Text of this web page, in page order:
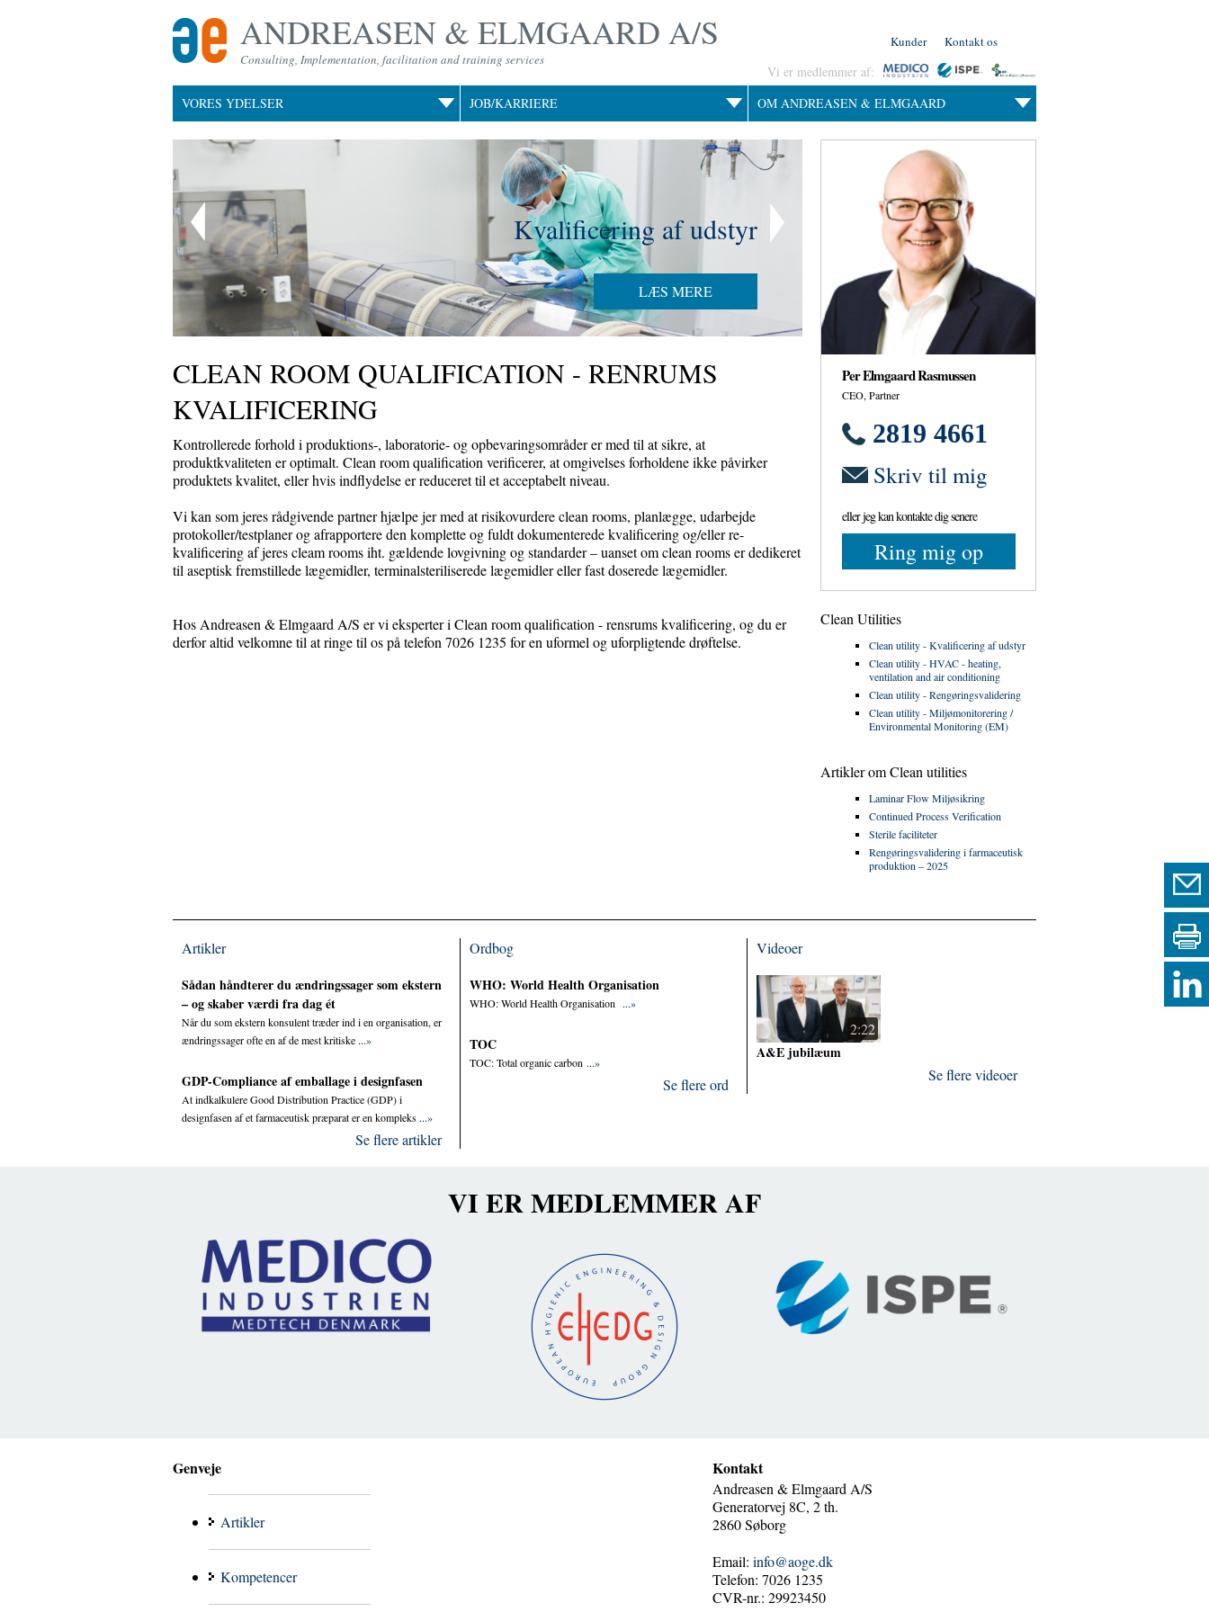
ANDREASEN & ELMGAARD A/S
Consulting, Implementation, facilitation and training services
Kunder Kontakt os
Vi er medlemmer af:
VORES YDELSER
JOB/KARRIERE OM ANDREASEN & ELMGAARD
Kvalificering af udstyr
LÆS MERE
CLEAN ROOM QUALIFICATION - RENRUMS
KVALIFICERING
Kontrollerede forhold i produktions-, laboratorie- og opbevaringsområder er med til at sikre, at
produktkvaliteten er optimalt. Clean room qualification verificerer, at omgivelses forholdene ikke påvirker
produktets kvalitet, eller hvis indflydelse er reduceret til et acceptabelt niveau.
Vi kan som jeres rådgivende partner hjælpe jer med at risikovurdere clean rooms, planlægge, udarbejde
protokoller/testplaner og afrapportere den komplette og fuldt dokumenterede kvalificering og/eller re-
kvalificering af jeres cleam rooms iht. gældende lovgivning og standarder – uanset om clean rooms er dedikeret
til aseptisk fremstillede lægemidler, terminalsteriliserede lægemidler eller fast doserede lægemidler.
Hos Andreasen & Elmgaard A/S er vi eksperter i Clean room qualification - rensrums kvalificering, og du er
derfor altid velkomne til at ringe til os på telefon 7026 1235 for en uformel og uforpligtende drøftelse.
Per Elmgaard Rasmussen
CEO, Partner
2819 4661
Skriv til mig
eller jeg kan kontakte dig senere
Ring mig op
Clean Utilities
Clean utility - Kvalificering af udstyr
Clean utility - HVAC - heating,
ventilation and air conditioning
Clean utility - Rengøringsvalidering
Clean utility - Miljømonitorering /
Environmental Monitoring (EM)
Artikler om Clean utilities
Laminar Flow Miljøsikring
Continued Process Verification
Sterile faciliteter
Rengøringsvalidering i farmaceutisk
produktion – 2025
Artikler
Sådan håndterer du ændringssager som ekstern
– og skaber værdi fra dag ét
Når du som ekstern konsulent træder ind i en organisation, er
ændringssager ofte en af de mest kritiske ...»
GDP-Compliance af emballage i designfasen
At indkalkulere Good Distribution Practice (GDP) i
designfasen af et farmaceutisk præparat er en kompleks ...»
Se flere artikler
Ordbog
WHO: World Health Organisation
WHO: World Health Organisation ...»
TOC
TOC: Total organic carbon ...»
Se flere ord
Videoer
2:22
A&E jubilæum
Se flere videoer
VI ER MEDLEMMER AF
Genveje
Artikler
Kompetencer
Kontakt
Andreasen & Elmgaard A/S
Generatorvej 8C, 2 th.
2860 Søborg
Email: info@aoge.dk
Telefon: 7026 1235
CVR-nr.: 29923450